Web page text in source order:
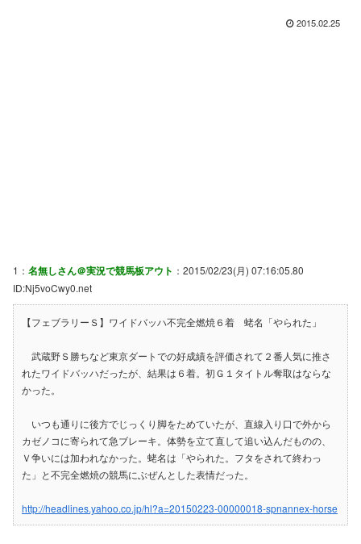
2015.02.25
1： 名無しさん＠実況で競馬板アウト ：2015/02/23(月) 07:16:05.80
ID:Nj5voCwy0.net
【フェブラリーＳ】ワイドバッハ不完全燃焼６着 蛯名「やられた」
武蔵野Ｓ勝ちなど東京ダートでの好成績を評価されて２番人気に推さ
れたワイドバッハだったが、結果は６着。初Ｇ１タイトル奪取はならな
かった。
いつも通りに後方でじっくり脚をためていたが、直線入り口で外から
カゼノコに寄られて急ブレーキ。体勢を立て直して追い込んだものの、
Ｖ争いには加われなかった。蛯名は「やられた。フタをされて終わっ
た」と不完全燃焼の競馬にぶぜんとした表情だった。
http://headlines.yahoo.co.jp/hl?a=20150223-00000018-spnannex-horse